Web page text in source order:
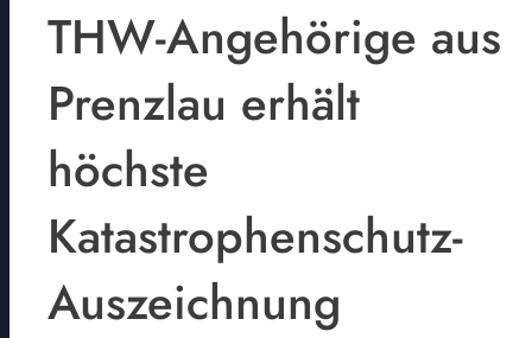
THW-Angehörige aus
Prenzlau erhält
höchste
Katastrophenschutz-
Auszeichnung